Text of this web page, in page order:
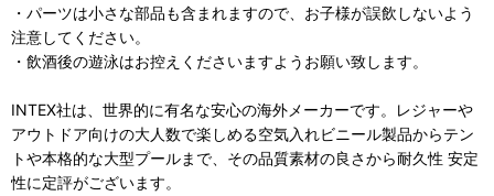
・パーツは小さな部品も含まれますので、お子様が誤飲しないよう
注意してください。
・飲酒後の遊泳はお控えくださいますようお願い致します。
INTEX社は、世界的に有名な安心の海外メーカーです。レジャーや
アウトドア向けの大人数で楽しめる空気入れビニール製品からテン
トや本格的な大型プールまで、その品質素材の良さから耐久性 安定
性に定評がございます。